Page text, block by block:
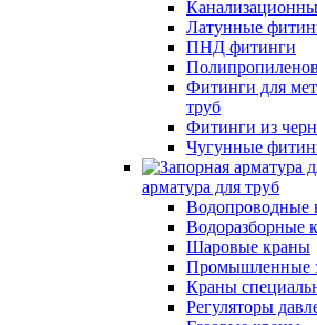
Латунные
ПНД фитинги
Фитинги для
труб
Фитинги из
Чугунные
арматура для труб
Водопроводные
Водоразборные
Шаровые краны
Промышленные
Краны
Регуляторы